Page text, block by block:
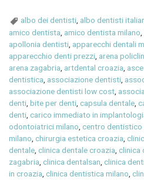
albo dei dentisti albo dentisti
amico dentista amico dentista milano
apollonia dentisti apparecchi dentali
apparecchio denti prezzi arena
arena zagabria artdental croazia
dentistica associazione dentisti
associazione dentisti low cost
denti ,bite per denti ,capsula dentale ,
denti ,carico immediato in
odontoiatrici milano ,centro dentistico
milano ,chirurgia estetica croazia ,
dentale ,clinica dentale croazia ,clinica
zagabria ,clinica dentalsan ,clinica
in croazia ,clinica dentistica milano ,